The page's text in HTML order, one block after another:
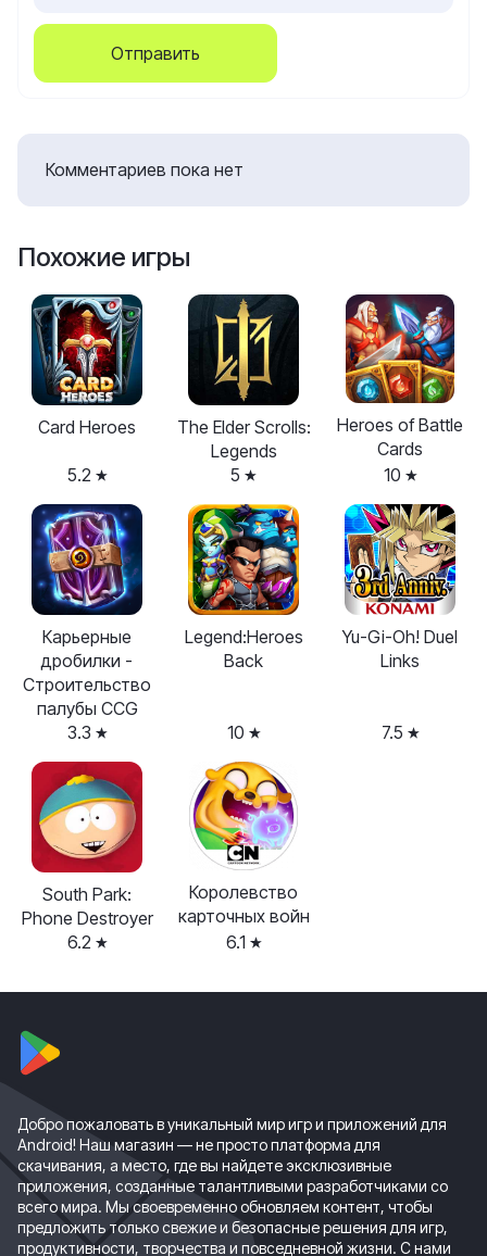
Отправить
Комментариев пока нет
Похожие игры
Card Heroes
5.2
The Elder Scrolls:
Legends
5
Heroes of Battle
Cards
10
Карьерные
дробилки -
Строительство
палубы CCG
3.3
Legend:Heroes
Back
10
Yu-Gi-Oh! Duel
Links
7.5
South Park:
Phone Destroyer
6.2
Королевство
карточных войн
6.1
Добро пожаловать в уникальный мир игр и приложений для
Android! Наш магазин — не просто платформа для
скачивания, а место, где вы найдете эксклюзивные
приложения, созданные талантливыми разработчиками со
всего мира. Мы своевременно обновляем контент, чтобы
предложить только свежие и безопасные решения для игр,
продуктивности, творчества и повседневной жизни. С нами